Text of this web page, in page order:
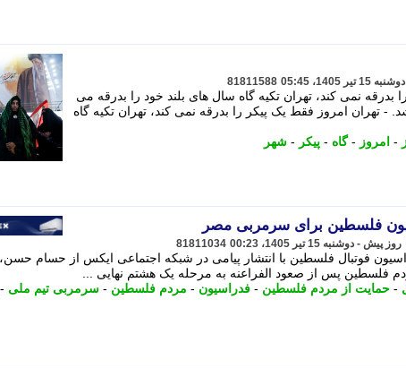
81811588
بدرقه نمی کند، تهران تکیه گاه سال های بلند خود را بدرقه می
- تهران امروز فقط یک پیکر را بدرقه نمی کند، تهران تکیه گاه
- امروز -گاه - پیکر - شهر
فلسطین برای سرمربی مصر
81811034
فوتبال فلسطین با انتشار پیامی در شبکه اجتماعی ایکس از حسام
فلسطین پس از صعود الفراعنه به مرحله یک هشتم نهایی ...
- حمایت از مردم فلسطین - فدراسیون - مردم فلسطین - سرمربی تیم ملی -